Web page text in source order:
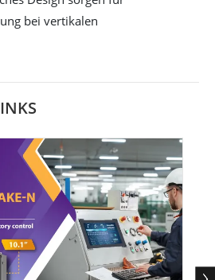
bei vertikalen